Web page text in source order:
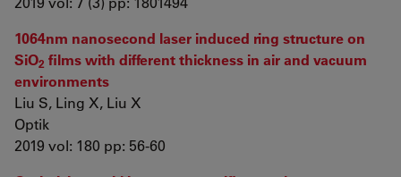
1064nm nanosecond laser induced ring structure on
SiO2 films with different thickness in air and vacuum
environments
Liu S, Ling X, Liu X
Optik
2019 vol: 180 pp: 56-60